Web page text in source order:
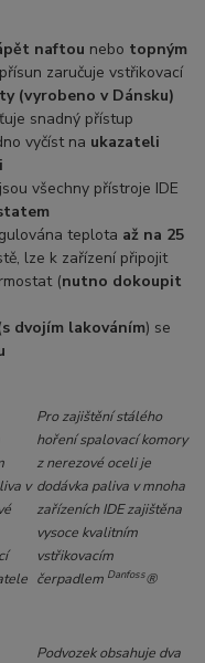
naftou nebo topným
zaručuje vstřikovací
(vyrobeno v Dánsku)
snadný přístup
vyčíst na ukazateli
všechny přístroje IDE
teplota až na 25
lze k zařízení připojit
(nutno dokoupit
s dvojím lakováním) se
v
Pro zajištění stálého
hoření spalovací komory
z nerezové oceli je
dodávka paliva v mnoha
zařízeních IDE zajištěna
vysoce kvalitním
vstřikovacím
čerpadlem Danfoss®
Podvozek obsahuje dva